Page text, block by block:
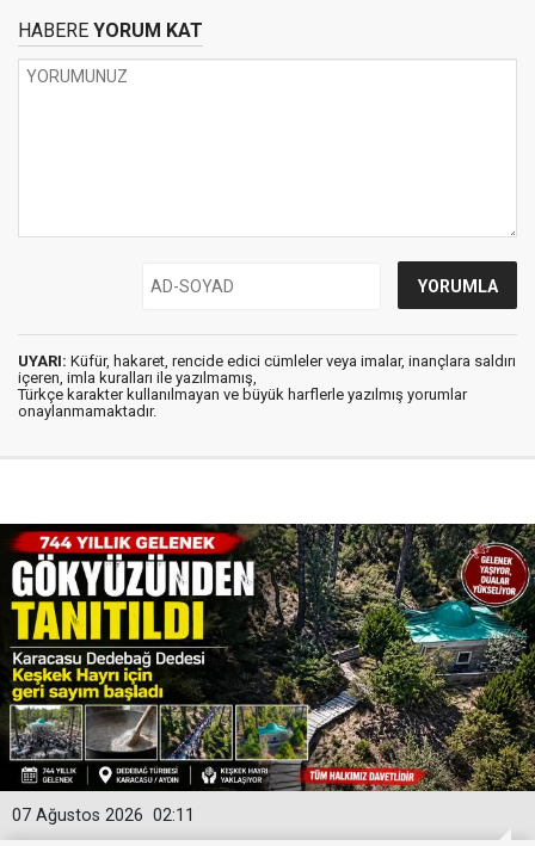
HABERE YORUM KAT
UYARI: Küfür, hakaret, rencide edici cümleler veya imalar, inançlara saldırı
içeren, imla kuralları ile yazılmamış,
Türkçe karakter kullanılmayan ve büyük harflerle yazılmış yorumlar
onaylanmamaktadır.
02:11
07 Ağustos 2026